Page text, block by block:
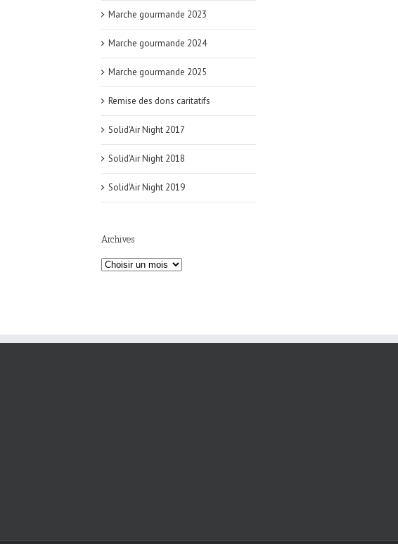
Marche gourmande 2023
Marche gourmande 2024
Marche gourmande 2025
Remise des dons caritatifs
Solid'Air Night 2017
Solid'Air Night 2018
Solid'Air Night 2019
Archives